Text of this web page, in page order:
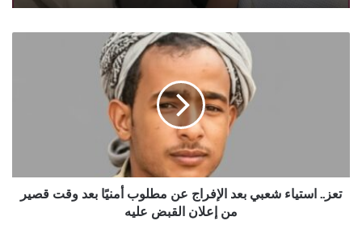
بعد
وقت
تعز.. استياء شعبي بعد الإفراج عن مطلوب أمنيًا بعد وقت قصير
من إعلان القبض عليه